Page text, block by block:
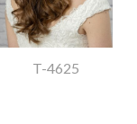
T-4625